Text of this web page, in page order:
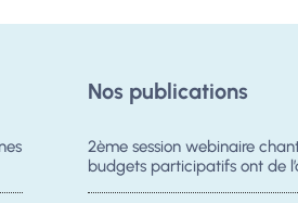
Nos publications
2ème session webinaire
budgets participatifs ont de